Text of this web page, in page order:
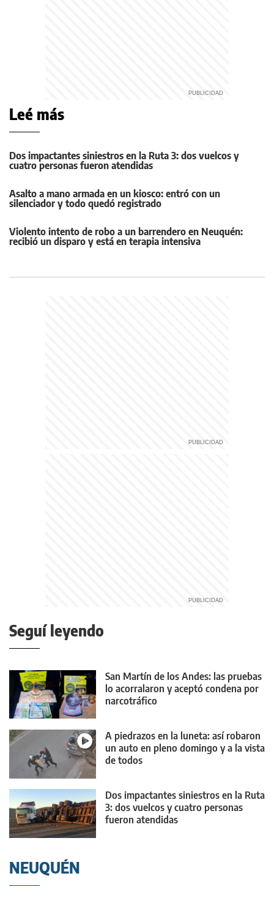
Leé más
Dos impactantes siniestros en la Ruta 3: dos vuelcos y
cuatro personas fueron atendidas
Asalto a mano armada en un kiosco: entró con un
silenciador y todo quedó registrado
Violento intento de robo a un barrendero en Neuquén:
recibió un disparo y está en terapia intensiva
Seguí leyendo
San Martín de los Andes: las pruebas
lo acorralaron y aceptó condena por
narcotráfico
A piedrazos en la luneta: así robaron
un auto en pleno domingo y a la vista
de todos
Dos impactantes siniestros en la Ruta
3: dos vuelcos y cuatro personas
fueron atendidas
NEUQUÉN